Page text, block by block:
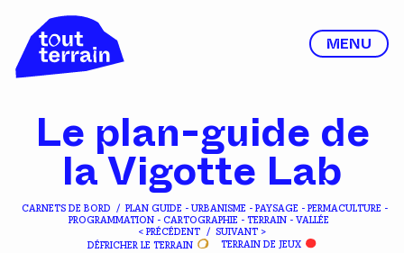
MENU
Le plan-guide de
la Vigotte Lab
CARNETS DE BORD / PLAN GUIDE - URBANISME - PAYSAGE - PERMACULTURE -
PROGRAMMATION - CARTOGRAPHIE - TERRAIN - VALLÉE
< PRÉCÉDENT
/ SUIVANT >
DÉFRICHER LE TERRAIN
TERRAIN DE JEUX